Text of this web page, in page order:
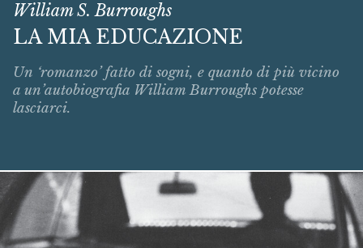
William S. Burroughs
LA MIA EDUCAZIONE
Un ‘romanzo’ fatto di sogni, e quanto di più vicino
a un’autobiografia William Burroughs potesse
lasciarci.